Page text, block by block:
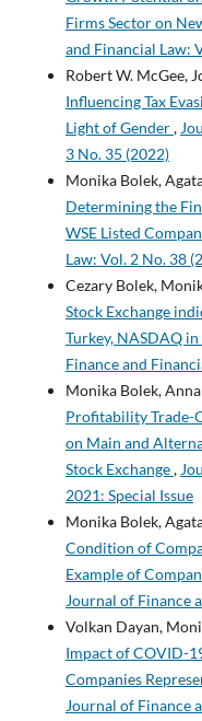
Firms Sector on
and Financial Law:
Robert W. McGee,
Influencing Tax
Light of Gender,
3 No. 35 (2022)
Monika Bolek,
Determining the
WSE Listed
Law: Vol. 2 No. 38
Cezary Bolek,
Stock Exchange
Turkey, NASDAQ
Finance and
Monika Bolek,
Profitability Trade-
on Main and
Stock Exchange,
2021: Special Issue
Monika Bolek,
Condition of
Example of
Journal of Finance
Volkan Dayan,
Impact of COVID-
Companies
Journal of Finance